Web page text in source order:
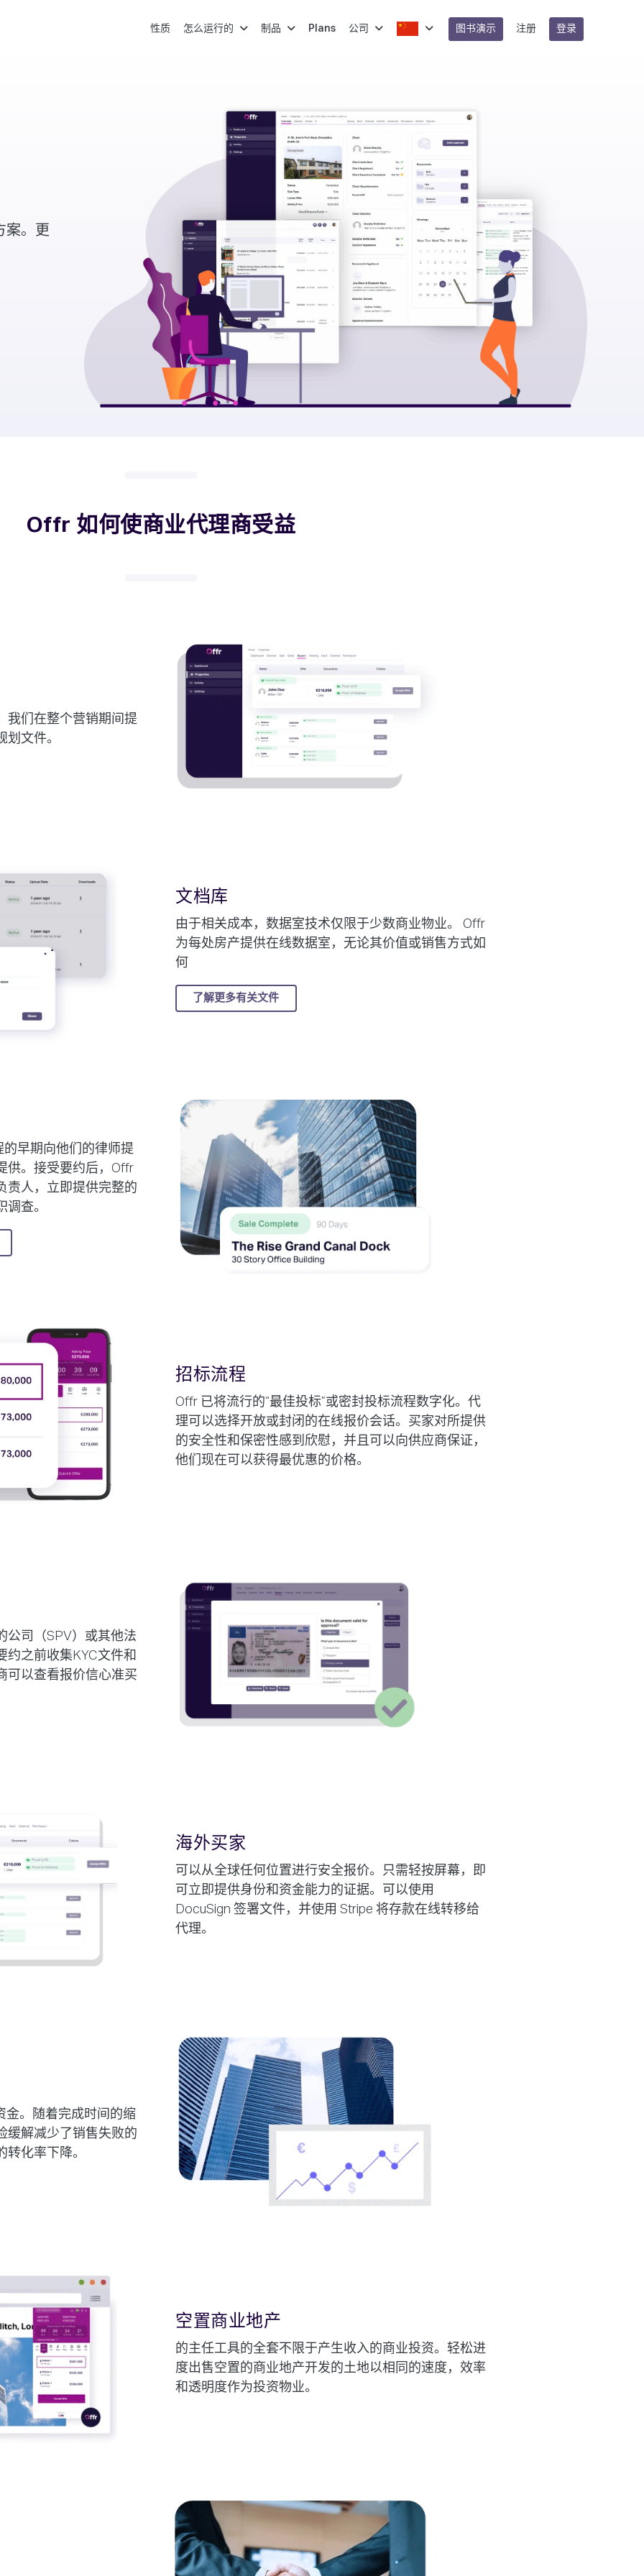
性质 怎么运行的 制品 Plans 公司 图书演示 注册 登录
案。更
Offr 如何使商业代理商受益
我们在整个营销期间提
文件。
文档库
由于相关成本，数据室技术仅限于少数商业物业。 Offr
为每处房产提供在线数据室，无论其价值或销售方式如
何
了解更多有关文件
早期向他们的律师提
供。接受要约后，Offr
责人，立即提供完整的
查。
招标流程
Offr 已将流行的“最佳投标”或密封投标流程数字化。代
理可以选择开放或封闭的在线报价会话。买家对所提供
的安全性和保密性感到欣慰，并且可以向供应商保证，
他们现在可以获得最优惠的价格。
公司（SPV）或其他法
约之前收集KYC文件和
可以查看报价信心准买
海外买家
可以从全球任何位置进行安全报价。只需轻按屏幕，即
可立即提供身份和资金能力的证据。可以使用
DocuSign 签署文件，并使用 Stripe 将存款在线转移给
代理。
金。随着完成时间的缩
缓解减少了销售失败的
化率下降。
空置商业地产
的主任工具的全套不限于产生收入的商业投资。轻松进
度出售空置的商业地产开发的土地以相同的速度，效率
和透明度作为投资物业。